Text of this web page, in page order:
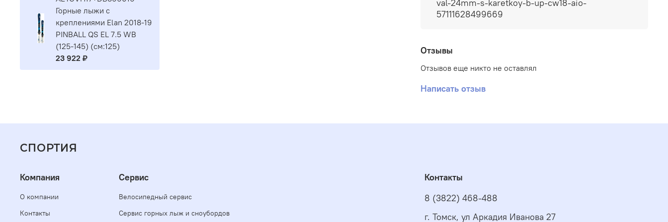
val-24mm-s-karetkoy-b-up-cw18-aio-
57111628499669
Отзывы
Отзывов еще никто не оставлял
Написать отзыв
Горные лыжи с
креплениями Elan 2018-19
PINBALL QS EL 7.5 WB
(125-145) (см:125)
23 922 ₽
СПОРТИЯ
Компания
О компании
Контакты
Сервис
Велосипедный сервис
Сервис горных лыж и сноубордов
Контакты
8 (3822) 468-488
г. Томск, ул Аркадия Иванова 27